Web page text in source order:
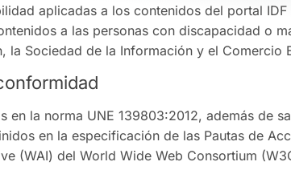
aplicadas a los contenidos del portal IDF
a las personas con discapacidad o
Sociedad de la Información y el Comercio
la norma UNE 139803:2012, además de
en la especificación de las Pautas de
(WAI) del World Wide Web Consortium